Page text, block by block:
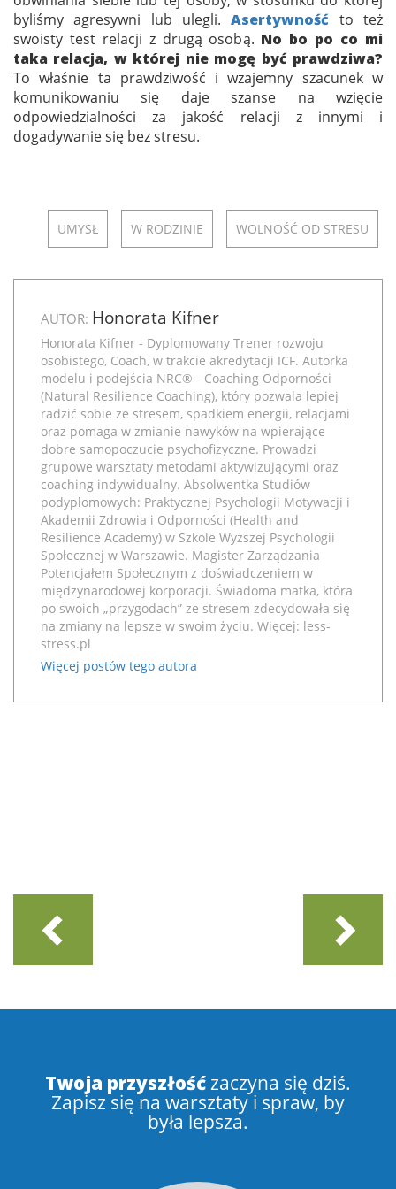
byliśmy agresywni lub ulegli.Asertywność to też
swoisty test relacji z drugą osobą. No bo po co mi
taka relacja, w której nie mogę być prawdziwa?
To właśnie ta prawdziwość i wzajemny szacunek w
komunikowaniu się daje szanse na wzięcie
odpowiedzialności za jakość relacji z innymi i
dogadywanie się bez stresu.
UMYSŁ W RODZINIE WOLNOŚĆ OD STRESU
AUTOR: Honorata Kifner
Honorata Kifner - Dyplomowany Trener rozwoju
osobistego, Coach, w trakcie akredytacji ICF. Autorka
modelu i podejścia NRC® - Coaching Odporności
(Natural Resilience Coaching), który pozwala lepiej
radzić sobie ze stresem, spadkiem energii, relacjami
oraz pomaga w zmianie nawyków na wpierające
dobre samopoczucie psychofizyczne. Prowadzi
grupowe warsztaty metodami aktywizującymi oraz
coaching indywidualny. Absolwentka Studiów
podyplomowych: Praktycznej Psychologii Motywacji i
Akademii Zdrowia i Odporności (Health and
Resilience Academy) w Szkole Wyższej Psychologii
Społecznej w Warszawie. Magister Zarządzania
Potencjałem Społecznym z doświadczeniem w
międzynarodowej korporacji. Świadoma matka, która
po swoich „przygodach” ze stresem zdecydowała się
na zmiany na lepsze w swoim życiu. Więcej: less-
stress.pl
Więcej postów tego autora
Twoja przyszłośćzaczyna się dziś.
Zapisz się na warsztaty i spraw, by
była lepsza.